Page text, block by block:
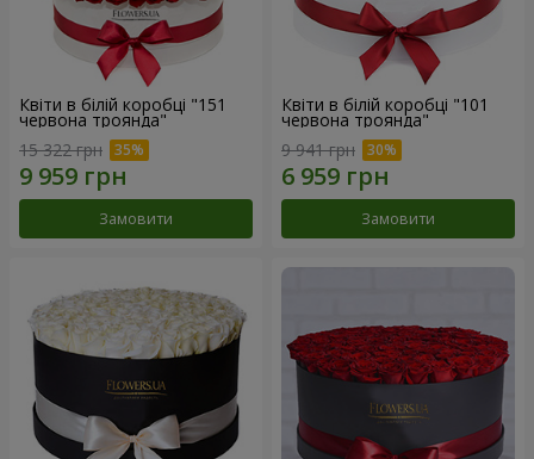
Квіти в білій коробці "151
червона троянда"
15 322 грн
Замовити
Квіти в білій коробці "101
червона троянда"
9 941 грн
Замовити